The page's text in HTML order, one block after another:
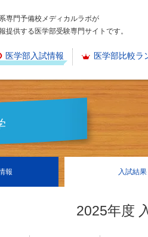
専門予備校メディカルラボが
提供する医学部受験専門サイトです。
医学部入試情報 医学部比較ラ
報 入試結果
2025年度